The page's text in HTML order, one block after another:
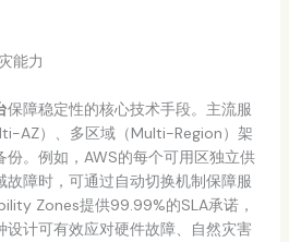
能力
保障稳定性的核心技术手段。主流服
AZ）、多区域（Multi-Region）架
。例如，AWS的每个可用区独立供
故障时，可通过自动切换机制保障服
Zones提供99.99%的SLA承诺，
计可有效应对硬件故障、自然灾害